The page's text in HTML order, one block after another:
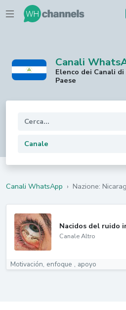
Canali
Elenco dei Canali
Paese
Canali WhatsApp › Nazione:
Nacidos del ruido
Canale Altro
Motivación, enfoque , apoyo